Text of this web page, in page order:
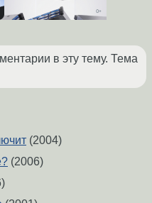
в эту тему. Тема
(2004)
(2006)